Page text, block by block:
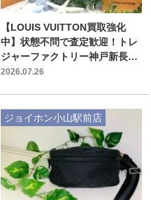
【LOUIS VUITTON買取強化
中】状態不問で査定歓迎！トレ
ジャーファクトリー神戸新長田
店
2026.07.26
ジョイホン小山駅前店